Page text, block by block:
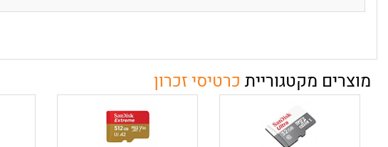
מוצרים מקטגוריית כרטיסי זכרון